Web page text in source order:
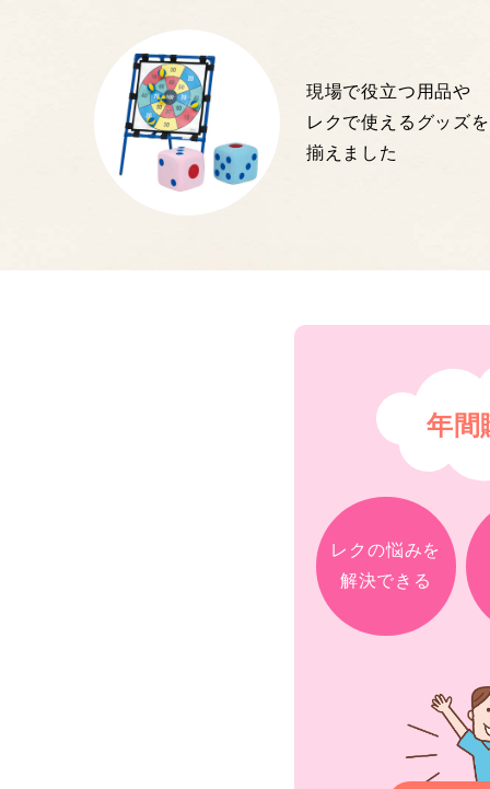
現場で役立つ用品や
レクで使えるグッズを
揃えました
年間
レクの悩みを
解決できる